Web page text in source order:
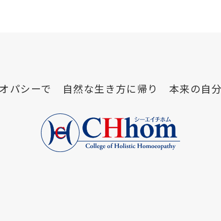
パシーで 自然な生き方に帰り 本来の自